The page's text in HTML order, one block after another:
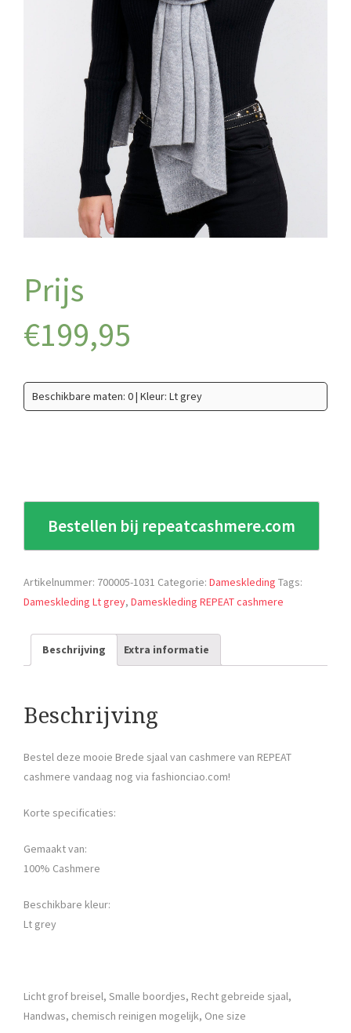
€199,95
Beschikbare maten: 0 | Kleur: Lt grey
Bestellen bij repeatcashmere.com
Artikelnummer: 700005-1031 Categorie: Dameskleding Tags:
Dameskleding Lt grey, Dameskleding REPEAT cashmere
Beschrijving Extra informatie
Beschrijving
Bestel deze mooie Brede sjaal van cashmere van REPEAT
cashmere vandaag nog via fashionciao.com!
Korte specificaties:
Gemaakt van:
100% Cashmere
Beschikbare kleur:
Lt grey
Licht grof breisel, Smalle boordjes, Recht gebreide sjaal,
Handwas, chemisch reinigen mogelijk, One size